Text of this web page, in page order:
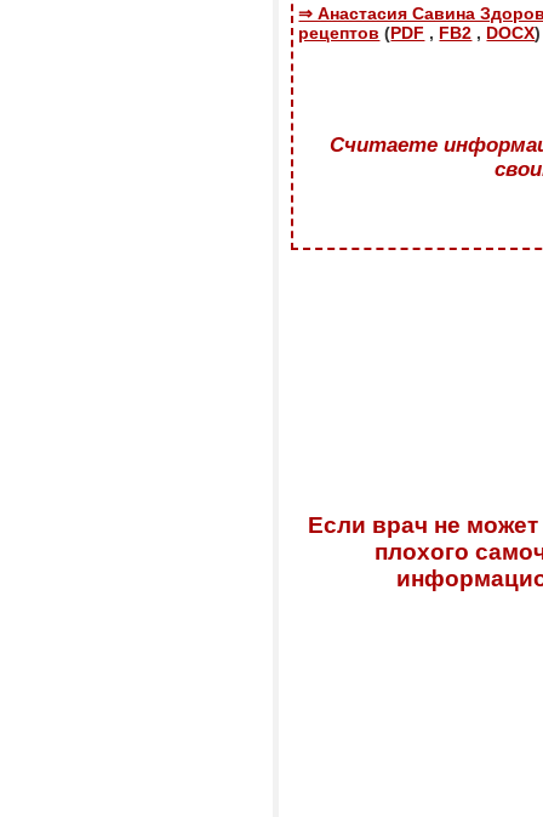
⇒ Анастасия Савина
рецептов (PDF , FB2 , DOCX)
Считаете
Если врач не
плохого